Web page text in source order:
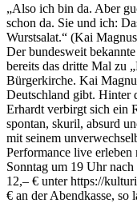
„Also ich bin da. Aber
schon da. Sie und ich:
Wurstsalat.“ (Kai
Der bundesweit
bereits das dritte Mal zu
Bürgerkirche. Kai
Deutschland gibt. Hinter
Erhardt verbirgt sich ein
spontan, skuril, absurd
mit seinem
Performance live
Sonntag um 19 Uhr
12,– € unter https://
€ an der Abendkasse, so